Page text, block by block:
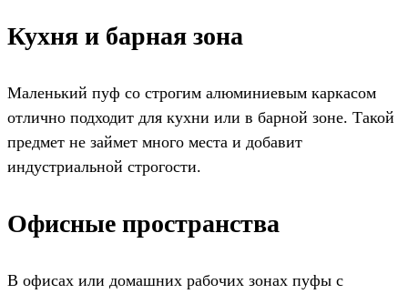
Кухня и барная зона
Маленький пуф со строгим алюминиевым каркасом
отлично подходит для кухни или в барной зоне. Такой
предмет не займет много места и добавит
индустриальной строгости.
Офисные пространства
В офисах или домашних рабочих зонах пуфы с